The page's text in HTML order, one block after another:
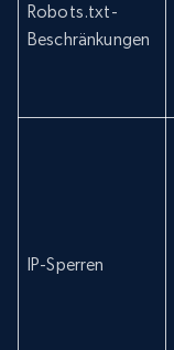
Robots.txt-
Beschränkungen
IP-Sperren